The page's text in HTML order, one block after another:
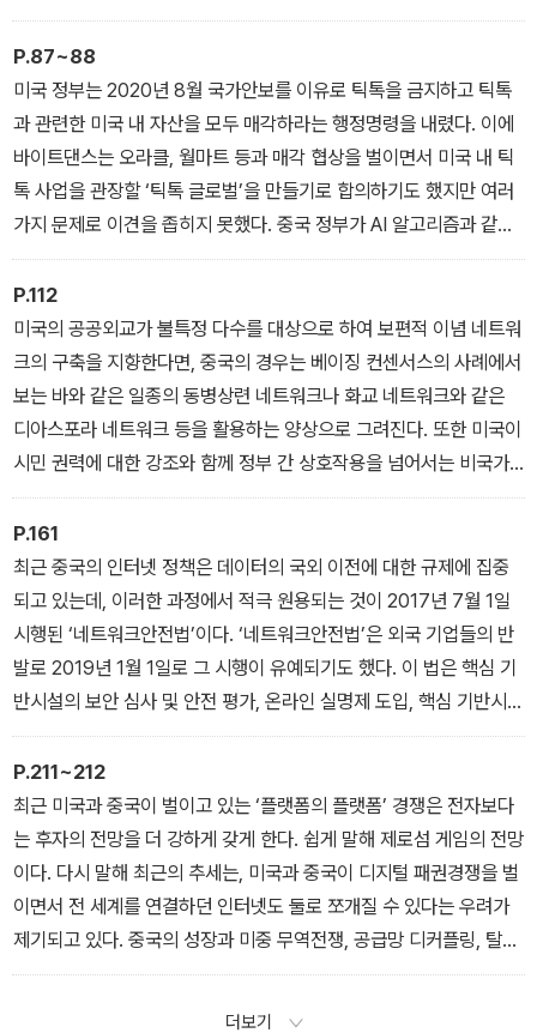
이터 안보 문제 등과 만나면서 안보 문제로서의 폭발력을 키워나간
다. 이는 신흥기술 안보의 이슈연계 메커니즘이다. 결국 이러한 신흥
기술 안보의 양적·질적 창발 과정이 군사나 외교와 같은 전통 안보의
영역에 이르게 되면 기술안보의 문제는 지정학적 경쟁의 대상으로 자
리매김하게 된다._ ‘서론’
P.87~88
미국 정부는 2020년 8월 국가안보를 이유로 틱톡을 금지하고 틱톡
과 관련한 미국 내 자산을 모두 매각하라는 행정명령을 내렸다. 이에
바이트댄스는 오라클, 월마트 등과 매각 협상을 벌이면서 미국 내 틱
톡 사업을 관장할 ‘틱톡 글로벌’을 만들기로 합의하기도 했지만 여러
가지 문제로 이견을 좁히지 못했다. 중국 정부가 AI 알고리즘과 같은
틱톡의 핵심 기술을 수출제한 목록에 올리는 맞불 정책을 펴면서 틱
톡 매각 협상은 난항을 겪었다. 중국의 플랫폼 기업에 대한 미국 정부
의 제재는 향후 그 대상 기업을 바꾸어가면서 더욱 확대될 가능성을
안고 있다._ ‘제2장, 디지털 플랫폼 경쟁’
P.112
미국의 공공외교가 불특정 다수를 대상으로 하여 보편적 이념 네트워
크의 구축을 지향한다면, 중국의 경우는 베이징 컨센서스의 사례에서
보는 바와 같은 일종의 동병상련 네트워크나 화교 네트워크와 같은
디아스포라 네트워크 등을 활용하는 양상으로 그려진다. 또한 미국이
시민 권력에 대한 강조와 함께 정부 간 상호작용을 넘어서는 비국가
행위자들과의 네트워킹의 필요성을 강조하고 있다면, 중국은 미국의
패권에 대한 대항 전선을 구축하는 차원에서 개도국의 국가 행위자들
을 상대로 한 내 편 모으기에 주력한다. 예를 들어, 최근 중국은 개발
원조를 통해서 동남아시아, 라틴아메리카, 아프리카 등 제3세계 국가
들에 대한 ‘매력공세’를 강화하고 있다. 중국어와 더불어 중국의 전통
문화는 내 편 모으기의 가장 중요한 자산 중 하나이다._ ‘제3장, 디지
털 매력경쟁’
P.161
최근 중국의 인터넷 정책은 데이터의 국외 이전에 대한 규제에 집중
되고 있는데, 이러한 과정에서 적극 원용되는 것이 2017년 7월 1일
시행된 ‘네트워크안전법’이다. ‘네트워크안전법’은 외국 기업들의 반
발로 2019년 1월 1일로 그 시행이 유예되기도 했다. 이 법은 핵심 기
반시설의 보안 심사 및 안전 평가, 온라인 실명제 도입, 핵심 기반시설
관련 개인정보의 중국 현지 서버 저장 의무화, 인터넷 검열 및 정부당
국 개입 명문화, 사업자의 불법 정보 차단 전달 의무화, 인터넷 관련
제품 또는 서비스에 대한 규제 등을 내용으로 한다. ‘네트워크안전
법’은 미국 기업들에 맞서 정보 주권 또는 데이터 주권을 지키려는 중
국의 안보화 담론을 그 바탕에 강하게 깔고 있었다. 표면적으로는 개
인정보 보호 강화 및 국가와 국민의 안전을 목표로 내세웠지만, 사실
상 사이버 보안 시장의 국산화, 자국 산업 보호, 인터넷 뉴스 정보 활
동의 통제, 기업체 검열 강화 등이 진짜 의도라는 의혹이 제기되었다.
P.211~212
최근 미국과 중국이 벌이고 있는 ‘플랫폼의 플랫폼’ 경쟁은 전자보다
는 후자의 전망을 더 강하게 갖게 한다. 쉽게 말해 제로섬 게임의 전망
이다. 다시 말해 최근의 추세는, 미국과 중국이 디지털 패권경쟁을 벌
이면서 전 세계를 연결하던 인터넷도 둘로 쪼개질 수 있다는 우려가
제기되고 있다. 중국의 성장과 미중 무역전쟁, 공급망 디커플링, 탈지
구화, 민족주의, 코로나19 등으로 대변되는 세계의 변화 속에서 ‘둘로
더보기